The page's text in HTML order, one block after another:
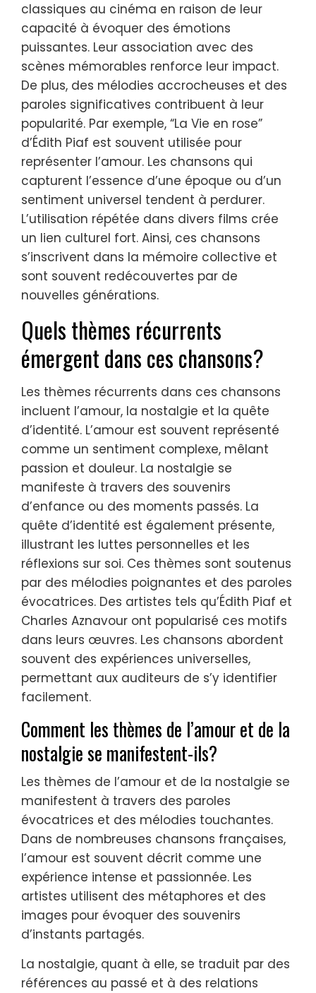
classiques au cinéma en raison de leur
capacité à évoquer des émotions
puissantes. Leur association avec des
scènes mémorables renforce leur impact.
De plus, des mélodies accrocheuses et des
paroles significatives contribuent à leur
popularité. Par exemple, “La Vie en rose”
d’Édith Piaf est souvent utilisée pour
représenter l’amour. Les chansons qui
capturent l’essence d’une époque ou d’un
sentiment universel tendent à perdurer.
L’utilisation répétée dans divers films crée
un lien culturel fort. Ainsi, ces chansons
s’inscrivent dans la mémoire collective et
sont souvent redécouvertes par de
nouvelles générations.
Quels thèmes récurrents
émergent dans ces chansons?
Les thèmes récurrents dans ces chansons
incluent l’amour, la nostalgie et la quête
d’identité. L’amour est souvent représenté
comme un sentiment complexe, mêlant
passion et douleur. La nostalgie se
manifeste à travers des souvenirs
d’enfance ou des moments passés. La
quête d’identité est également présente,
illustrant les luttes personnelles et les
réflexions sur soi. Ces thèmes sont soutenus
par des mélodies poignantes et des paroles
évocatrices. Des artistes tels qu’Édith Piaf et
Charles Aznavour ont popularisé ces motifs
dans leurs œuvres. Les chansons abordent
souvent des expériences universelles,
permettant aux auditeurs de s’y identifier
facilement.
Comment les thèmes de l’amour et de la
nostalgie se manifestent-ils?
Les thèmes de l’amour et de la nostalgie se
manifestent à travers des paroles
évocatrices et des mélodies touchantes.
Dans de nombreuses chansons françaises,
l’amour est souvent décrit comme une
expérience intense et passionnée. Les
artistes utilisent des métaphores et des
images pour évoquer des souvenirs
d’instants partagés.
La nostalgie, quant à elle, se traduit par des
références au passé et à des relations